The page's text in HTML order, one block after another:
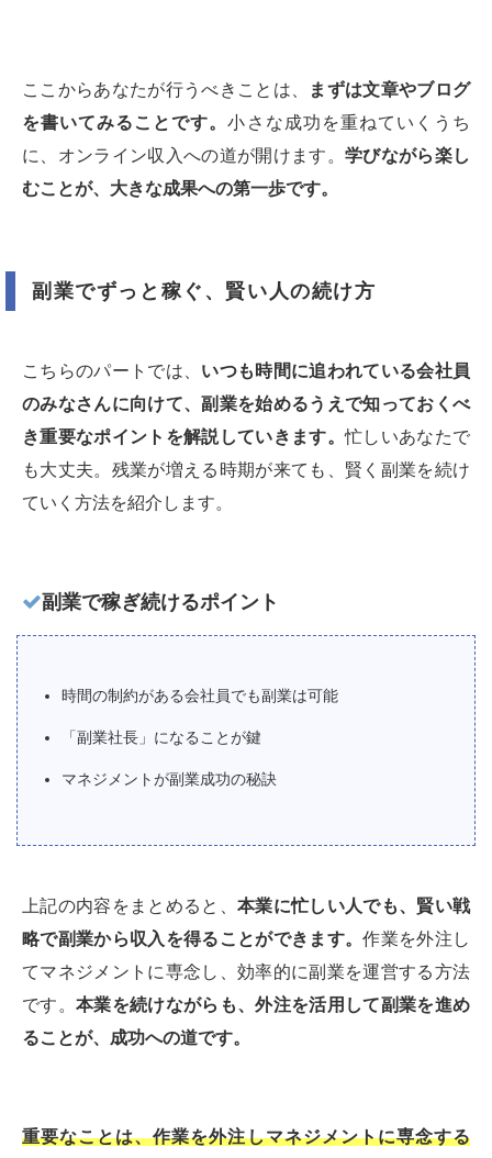
ここからあなたが行うべきことは、
まずは文章やブログ
を書いてみることです。小さな成功を重ねていくうち
に、オンライン収入への道が開けます。 学びながら楽し
むことが、大きな成果への第一歩です。
副業でずっと稼ぐ、賢い人の続け方
こちらのパートでは、 いつも時間に追われている会社員
のみなさんに向けて、副業を始めるうえで知っておくべ
き重要なポイントを解説していきます。忙しいあなたで
も大丈夫。残業が増える時期が来ても、賢く副業を続け
ていく方法を紹介します。
副業で稼ぎ続けるポイント
時間の制約がある会社員でも副業は可能
「副業社長」になることが鍵
マネジメントが副業成功の秘訣
上記の内容をまとめると、 本業に忙しい人でも、賢い戦
略で副業から収入を得ることができます。作業を外注し
てマネジメントに専念し、効率的に副業を運営する方法
です。 本業を続けながらも、外注を活用して副業を進め
ることが、成功への道です。
重要なことは、作業を外注しマネジメントに専念する